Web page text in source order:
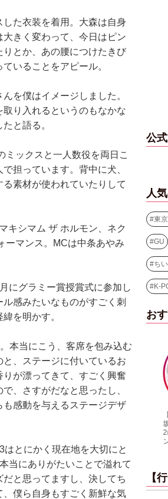
た衣装を着用。大森は自身
きく変わって、今日はピン
とか、あの腰につけたきび
いることをアピール。
を僕はイメージしました。
り入れるというのもなかな
と語る。
ックスと一人数役を両日こ
担っています。背中に犬、
素材が使われていたりして
キシマム ザ ホルモン、ネク
ーマンス。MCは中条あやみ
にグラミー賞授賞式に参加し
感みたいなものがすごく刺
を明かす。
本当にこう、客席を包み込む
、ステージに付いているお
が漂ってきて、すごく興奮
、さすがだなと思ったし、
感動を与えるステージデザ
とにかく現在地を大切にと
当にありがたいことで溢れて
と思ってますし、決してち
僕ら自身もすごく新鮮な気
公
人
#東
#GU
#ち
#K-
お
【